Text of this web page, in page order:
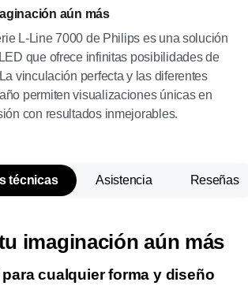
aún más
L-Line 7000 de Philips es una solución
que ofrece infinitas posibilidades de
vinculación perfecta y las diferentes
permiten visualizaciones únicas en
con resultados inmejorables.
técnicas Asistencia Reseñas
imaginación aún más
cualquier forma y diseño